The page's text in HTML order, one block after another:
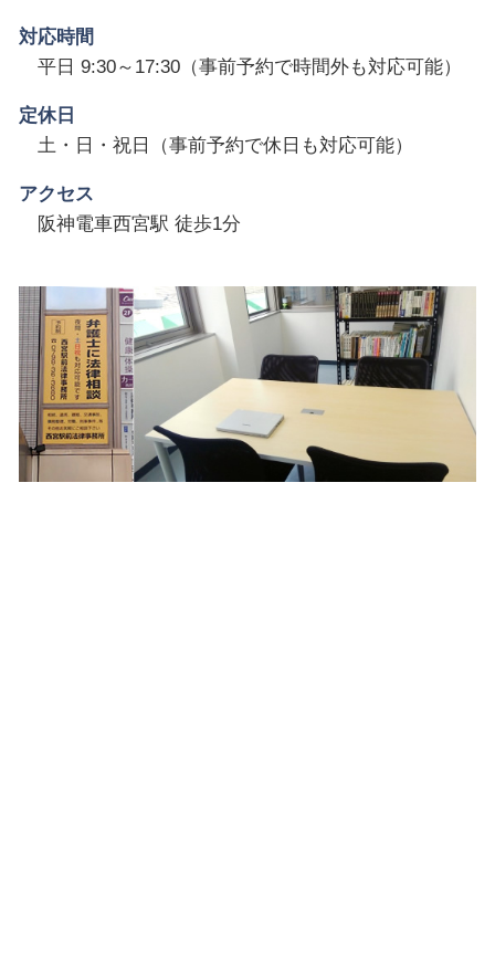
対応時間
平日 9:30～17:30（事前予約で時間外も対応可能）
定休日
土・日・祝日（事前予約で休日も対応可能）
アクセス
阪神電車西宮駅 徒歩1分